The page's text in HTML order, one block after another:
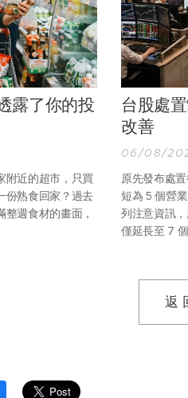
露了你的投
附近的超市，只買
份熟食回家？過去
週食材的畫面，
台股處
改善
06/08/
原先發布處
短為 5 個營
列注意資訊
僅延長至 7 個
返